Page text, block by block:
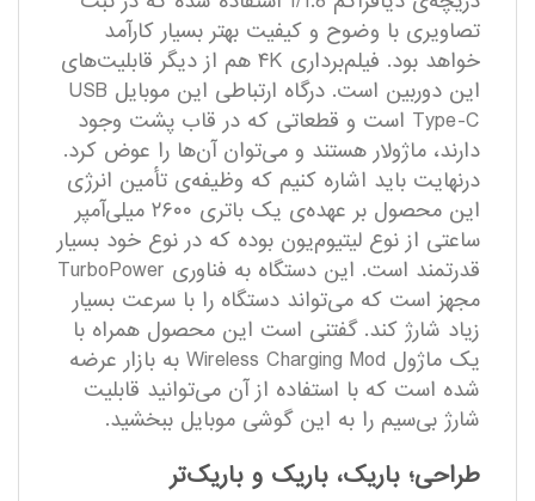
تصاویری با وضوح و کیفیت بهتر بسیار کارآمد
خواهد بود. فیلم‌برداری ۴K هم از دیگر قابلیت‌های
این دوربین است. درگاه ارتباطی این موبایل USB
Type-C است و قطعاتی که در قاب پشت وجود
دارند، ماژولار هستند و می‌توان آن‌ها را عوض کرد.
درنهایت باید اشاره کنیم که وظیفه‌ی تأمین انرژی
این محصول بر عهده‌ی یک باتری ۲۶۰۰ میلی‌آمپر
ساعتی از نوع لیتیوم‌یون بوده که در نوع خود بسیار
قدرتمند است. این دستگاه به فناوری TurboPower
مجهز است که می‌تواند دستگاه را با سرعت بسیار
زیاد شارژ کند. گفتنی است این محصول همراه با
یک ماژول Wireless Charging Mod به بازار عرضه
شده است که با استفاده از آن می‌توانید قابلیت
شارژ بی‌سیم را به این گوشی موبایل ببخشید.
طراحی؛ باریک، باریک و باریک‌تر